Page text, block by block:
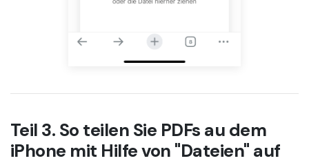
Teil 3. So teilen Sie PDFs au dem
iPhone mit Hilfe von "Dateien" auf